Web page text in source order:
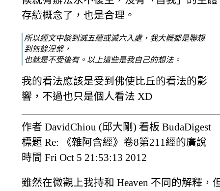
存續概念了，也是合理。
所以經文中談到滅五蘊或滅六入處，我大概都是聯想
到無餘涅槃，
也就是不受後有。以上這些是我自己的想法。
我的看法應該是受到佛使比丘的看法的影
響，不過也只是個人看法 XD
作者 DavidChiou (邱大剛) 看板 BudaDigest
標題 Re: 《雜阿含經》卷8第211經的廣說
時間 Fri Oct 5 21:53:13 2012
雖然在微觀上我持和 Heaven 不同的解釋，